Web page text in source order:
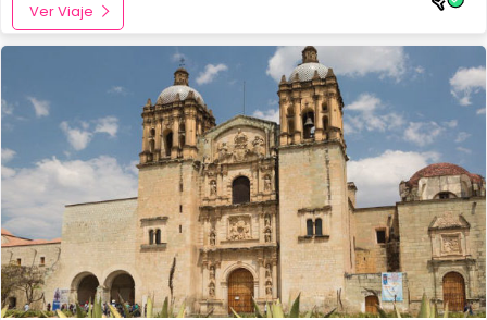
Ver Viaje